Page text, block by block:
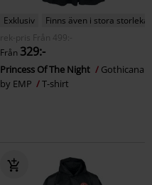
Exklusiv
Finns även i stora storlekar
rek-pris
Från
499:-
Från 329:-
Princess Of The Night
Gothicana
by EMP
T-shirt